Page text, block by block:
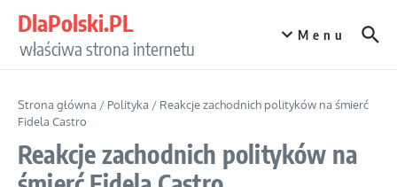
DlaPolski.PL
właściwa strona internetu
Menu
Strona główna / Polityka / Reakcje zachodnich polityków na śmierć
Fidela Castro
Reakcje zachodnich polityków na